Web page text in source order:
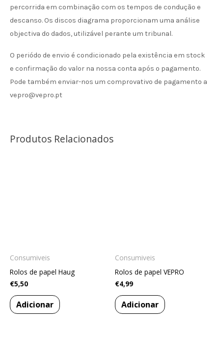
percorrida em combinação com os tempos de condução e
descanso. Os discos diagrama proporcionam uma análise
objectiva do dados, utilizável perante um tribunal.
O periódo de envio é condicionado pela existência em stock
e confirmação do valor na nossa conta após o pagamento.
Pode também enviar-nos um comprovativo de pagamento a
vepro@vepro.pt
Produtos Relacionados
Consumiveis
Rolos de papel Haug
€5,50
Adicionar
Consumiveis
Rolos de papel VEPRO
€4,99
Adicionar